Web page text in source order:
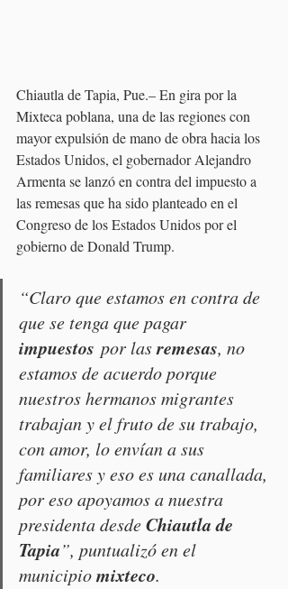
Chiautla de Tapia, Pue.– En gira por la
Mixteca poblana, una de las regiones con
mayor expulsión de mano de obra hacia los
Estados Unidos, el gobernador Alejandro
Armenta se lanzó en contra del impuesto a
las remesas que ha sido planteado en el
Congreso de los Estados Unidos por el
gobierno de Donald Trump.
“Claro que estamos en contra de
que se tenga que pagar
impuestos por las remesas, no
estamos de acuerdo porque
nuestros hermanos migrantes
trabajan y el fruto de su trabajo,
con amor, lo envían a sus
familiares y eso es una canallada,
por eso apoyamos a nuestra
presidenta desde Chiautla de
Tapia”, puntualizó en el
municipio mixteco.